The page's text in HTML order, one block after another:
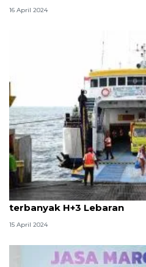
16 April 2024
Kemenhub: Jalur
terbanyak H+3 Lebaran
15 April 2024